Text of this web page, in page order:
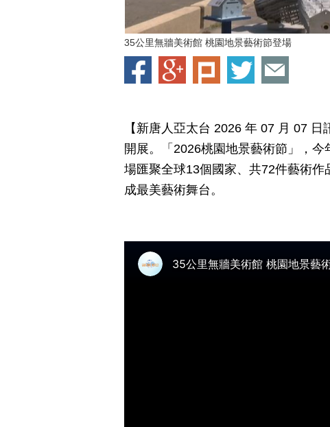
35公里無牆美術館 桃園地景藝術節登場
【新唐人亞太台 2026 年 07 月 07
開展。「2026桃園地景藝術節」，
場匯聚全球13個國家、共72件藝術
成最美藝術舞台。